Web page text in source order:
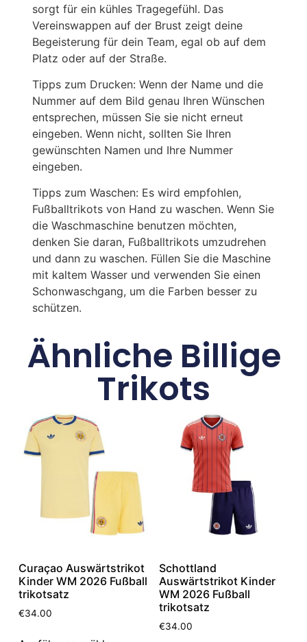
sorgt für ein kühles Tragegefühl. Das
Vereinswappen auf der Brust zeigt deine
Begeisterung für dein Team, egal ob auf dem
Platz oder auf der Straße.
Tipps zum Drucken: Wenn der Name und die
Nummer auf dem Bild genau Ihren Wünschen
entsprechen, müssen Sie sie nicht erneut
eingeben. Wenn nicht, sollten Sie Ihren
gewünschten Namen und Ihre Nummer
eingeben.
Tipps zum Waschen: Es wird empfohlen,
Fußballtrikots von Hand zu waschen. Wenn Sie
die Waschmaschine benutzen möchten,
denken Sie daran, Fußballtrikots umzudrehen
und dann zu waschen. Füllen Sie die Maschine
mit kaltem Wasser und verwenden Sie einen
Schonwaschgang, um die Farben besser zu
schützen.
Ähnliche Billige
Trikots
Curaçao Auswärtstrikot
Kinder WM 2026 Fußball
trikotsatz
€34.00
Schottland
Auswärtstrikot Kinder
WM 2026 Fußball
trikotsatz
€34.00